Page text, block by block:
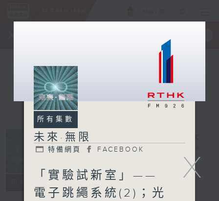
電台直播
特備網頁 FACEBOOK X
所有集數
未來·無限
特備網頁 FACEBOOK
「實驗試新室」——
電子跳繩系統(2)；光